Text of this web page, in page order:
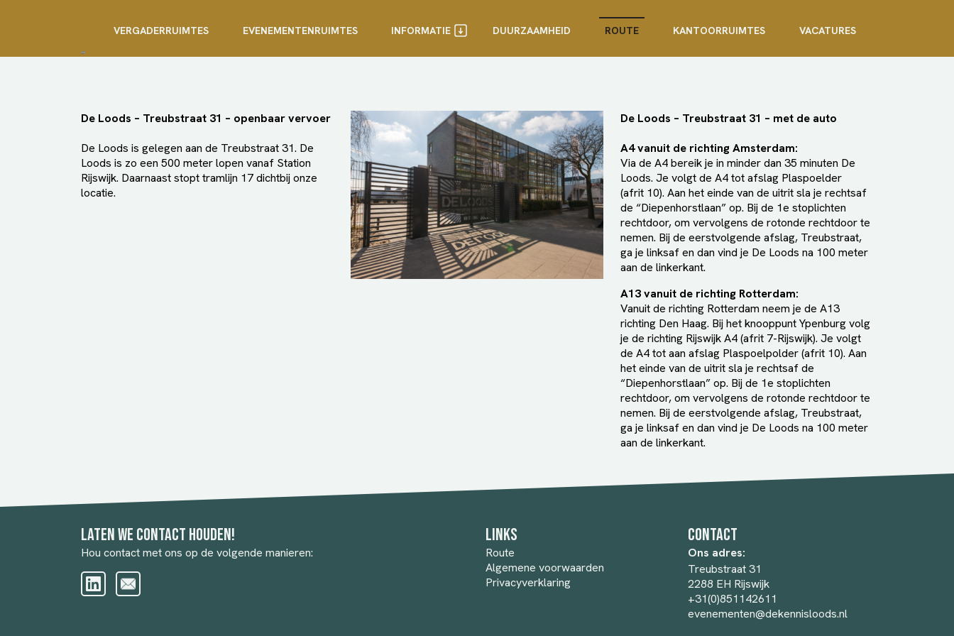
VERGADERRUIMTES EVENEMENTENRUIMTES INFORMATIE DUURZAAMHEID ROUTE KANTOORRUIMTES VACATURES
De Loods – Treubstraat 31 – openbaar vervoer
De Loods is gelegen aan de Treubstraat 31. De
Loods is zo een 500 meter lopen vanaf Station
Rijswijk. Daarnaast stopt tramlijn 17 dichtbij onze
locatie.
De Loods – Treubstraat 31 – met de auto
A4 vanuit de richting Amsterdam:
Via de A4 bereik je in minder dan 35 minuten De
Loods. Je volgt de A4 tot afslag Plaspoelder
(afrit 10). Aan het einde van de uitrit sla je rechtsaf
de “Diepenhorstlaan” op. Bij de 1e stoplichten
rechtdoor, om vervolgens de rotonde rechtdoor te
nemen. Bij de eerstvolgende afslag, Treubstraat,
ga je linksaf en dan vind je De Loods na 100 meter
aan de linkerkant.
A13 vanuit de richting Rotterdam:
Vanuit de richting Rotterdam neem je de A13
richting Den Haag. Bij het knooppunt Ypenburg volg
je de richting Rijswijk A4 (afrit 7-Rijswijk). Je volgt
de A4 tot aan afslag Plaspoelpolder (afrit 10). Aan
het einde van de uitrit sla je rechtsaf de
“Diepenhorstlaan” op. Bij de 1e stoplichten
rechtdoor, om vervolgens de rotonde rechtdoor te
nemen. Bij de eerstvolgende afslag, Treubstraat,
ga je linksaf en dan vind je De Loods na 100 meter
aan de linkerkant.
Laten we contact houden!
Hou contact met ons op de volgende manieren:
Links
Route
Algemene voorwaarden
Privacyverklaring
Contact
Ons adres:
Treubstraat 31
2288 EH Rijswijk
+31(0)851142611
evenementen@dekennisloods.nl